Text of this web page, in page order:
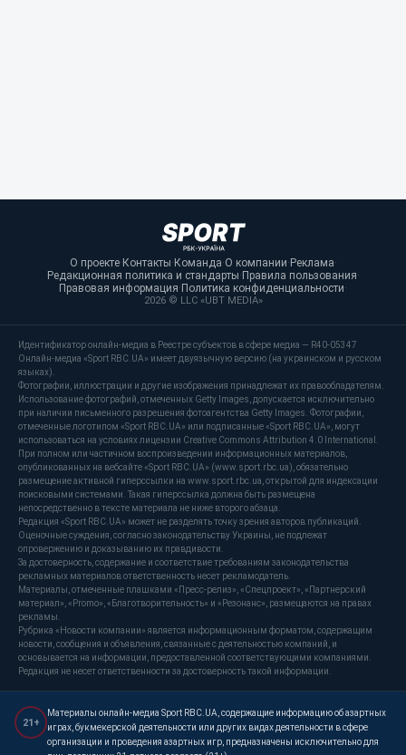
О проекте· Контакты· Команда·О компании· Реклама·
Редакционная политика и стандарты· Правила пользования·
Правовая информация· Политика конфиденциальности·
2026 © LLC «UBT MEDIA»
Идентификатор онлайн-медиа в Реестре субъектов в сфере медиа — R40-05347
Онлайн-медиа «Sport RBC.UA» имеет двуязычную версию (на украинском и русском
языках).
Фотографии, иллюстрации и другие изображения принадлежат их правообладателям.
Использование фотографий, отмеченных Getty Images, допускается исключительно
при наличии письменного разрешения фотоагентства Getty Images. Фотографии,
отмеченные логотипом «Sport RBC.UA» или подписанные «Sport RBC.UA», могут
использоваться на условиях лицензии Creative Commons Attribution 4.0 International.
При полном или частичном воспроизведении информационных материалов,
опубликованных на вебсайте «Sport RBC.UA» (www.sport.rbc.ua), обязательно
размещение активной гиперссылки на www.sport.rbc.ua, открытой для индексации
поисковыми системами. Такая гиперссылка должна быть размещена
непосредственно в тексте материала не ниже второго абзаца.
Редакция «Sport RBC.UA» может не разделять точку зрения авторов публикаций.
Оценочные суждения, согласно законодательству Украины, не подлежат
опровержению и доказыванию их правдивости.
За достоверность, содержание и соответствие требованиям законодательства
рекламных материалов ответственность несет рекламодатель.
Материалы, отмеченные плашками «Пресс-релиз», «Спецпроект», «Партнерский
материал», «Promo», «Благотворительность» и «Резонанс», размещаются на правах
рекламы.
Рубрика «Новости компании» является информационным форматом, содержащим
новости, сообщения и объявления, связанные с деятельностью компаний, и
основывается на информации, предоставленной соответствующими компаниями.
Редакция не несет ответственности за достоверность такой информации.
21+
Материалы онлайн-медиа Sport RBC.UA, содержащие информацию об азартных
играх, букмекерской деятельности или других видах деятельности в сфере
организации и проведения азартных игр, предназначены исключительно для